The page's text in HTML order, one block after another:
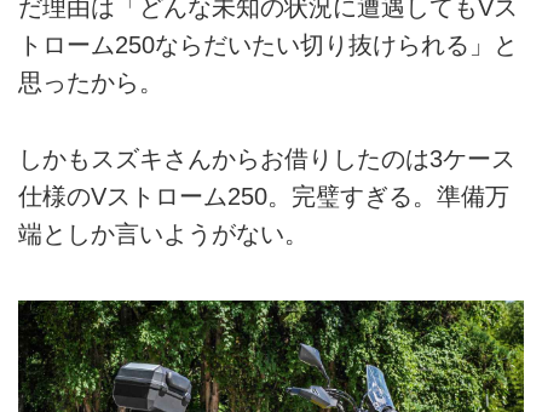
だ理由は「どんな未知の状況に遭遇してもVス
トローム250ならだいたい切り抜けられる」と
思ったから。
しかもスズキさんからお借りしたのは3ケース
仕様のVストローム250。完璧すぎる。準備万
端としか言いようがない。